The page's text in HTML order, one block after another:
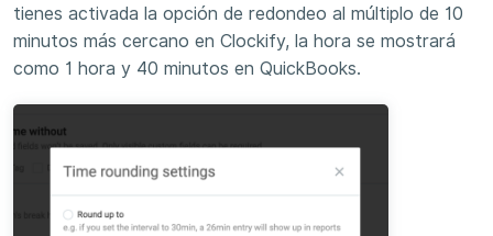
tienes activada la opción de redondeo al múltiplo de 10
minutos más cercano en Clockify, la hora se mostrará
como 1 hora y 40 minutos en QuickBooks.